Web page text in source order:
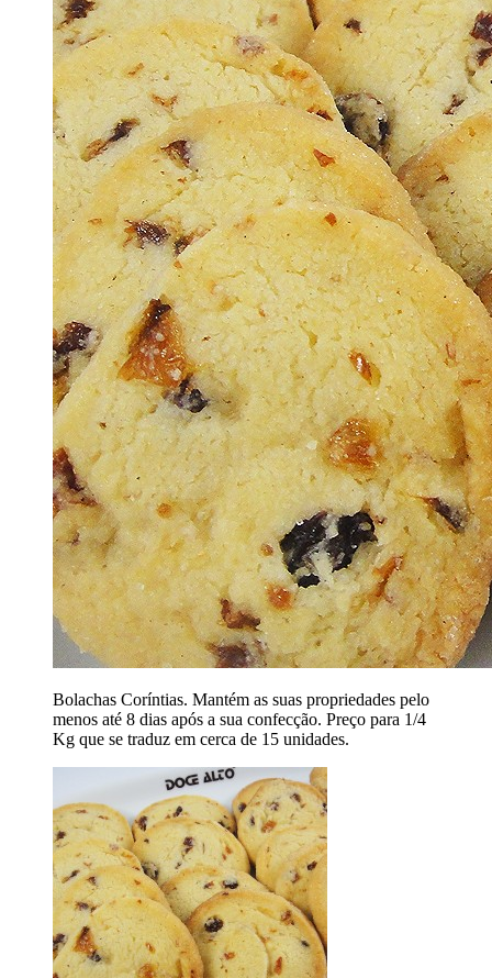
Bolachas Coríntias. Mantém as suas propriedades pelo
menos até 8 dias após a sua confecção. Preço para 1/4
Kg que se traduz em cerca de 15 unidades.